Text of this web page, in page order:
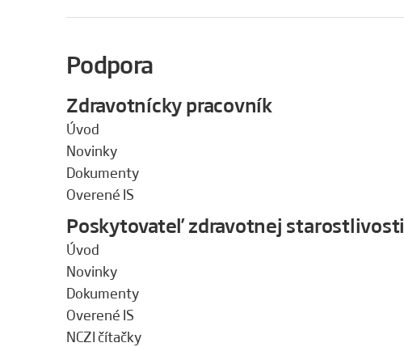
Podpora
Zdravotnícky pracovník
Úvod
Novinky
Dokumenty
Overené IS
Poskytovateľ zdravotnej starostlivosti
Úvod
Novinky
Dokumenty
Overené IS
NCZI čítačky